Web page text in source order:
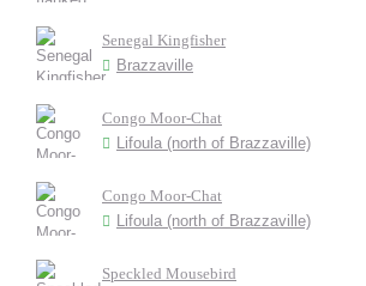
Senegal Kingfisher
Brazzaville
Congo Moor-Chat
Lifoula (north of Brazzaville)
Congo Moor-Chat
Lifoula (north of Brazzaville)
Speckled Mousebird